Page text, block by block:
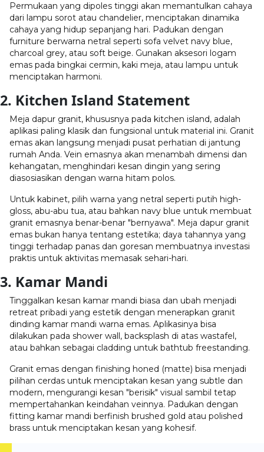
Permukaan yang dipoles tinggi akan memantulkan cahaya
dari lampu sorot atau chandelier, menciptakan dinamika
cahaya yang hidup sepanjang hari. Padukan dengan
furniture berwarna netral seperti sofa velvet navy blue,
charcoal grey, atau soft beige. Gunakan aksesori logam
emas pada bingkai cermin, kaki meja, atau lampu untuk
menciptakan harmoni.
2. Kitchen Island Statement
Meja dapur granit, khususnya pada kitchen island, adalah
aplikasi paling klasik dan fungsional untuk material ini. Granit
emas akan langsung menjadi pusat perhatian di jantung
rumah Anda. Vein emasnya akan menambah dimensi dan
kehangatan, menghindari kesan dingin yang sering
diasosiasikan dengan warna hitam polos.
Untuk kabinet, pilih warna yang netral seperti putih high-
gloss, abu-abu tua, atau bahkan navy blue untuk membuat
granit emasnya benar-benar "bernyawa". Meja dapur granit
emas bukan hanya tentang estetika; daya tahannya yang
tinggi terhadap panas dan goresan membuatnya investasi
praktis untuk aktivitas memasak sehari-hari.
3. Kamar Mandi
Tinggalkan kesan kamar mandi biasa dan ubah menjadi
retreat pribadi yang estetik dengan menerapkan granit
dinding kamar mandi warna emas. Aplikasinya bisa
dilakukan pada shower wall, backsplash di atas wastafel,
atau bahkan sebagai cladding untuk bathtub freestanding.
Granit emas dengan finishing honed (matte) bisa menjadi
pilihan cerdas untuk menciptakan kesan yang subtle dan
modern, mengurangi kesan "berisik" visual sambil tetap
mempertahankan keindahan veinnya. Padukan dengan
fitting kamar mandi berfinish brushed gold atau polished
brass untuk menciptakan kesan yang kohesif.